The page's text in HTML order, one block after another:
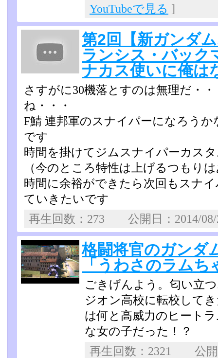
YouTubeで見る ]
第2回【新ガンダ
ランシス・バック
ナカス使いに俺は
さすがに30機落とすのは無理だ・
ね・・・
F鯖 連邦軍のスナイパーになろう
です
時間を掛けてジムスナイパーカス
（今のところ特性は上げる­つもり
時間に余裕ができたら次回もスナ
ていきたいです
再生回数：273 公開日：
格闘将官のガンダ
「うわさのラム
ごきげんよう。匂い立
ジオン高校に転校して
は何と高威力のヒート
な女の子だった！？
再生回数：2321 公